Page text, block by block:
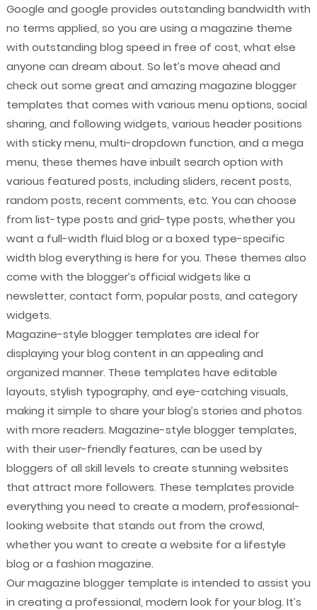
Google and google provides outstanding bandwidth with
no terms applied, so you are using a magazine theme
with outstanding blog speed in free of cost, what else
anyone can dream about. So let’s move ahead and
check out some great and amazing magazine blogger
templates that comes with various menu options, social
sharing, and following widgets, various header positions
with sticky menu, multi-dropdown function, and a mega
menu, these themes have inbuilt search option with
various featured posts, including sliders, recent posts,
random posts, recent comments, etc. You can choose
from list-type posts and grid-type posts, whether you
want a full-width fluid blog or a boxed type-specific
width blog everything is here for you. These themes also
come with the blogger’s official widgets like a
newsletter, contact form, popular posts, and category
widgets.
Magazine-style blogger templates are ideal for
displaying your blog content in an appealing and
organized manner. These templates have editable
layouts, stylish typography, and eye-catching visuals,
making it simple to share your blog’s stories and photos
with more readers. Magazine-style blogger templates,
with their user-friendly features, can be used by
bloggers of all skill levels to create stunning websites
that attract more followers. These templates provide
everything you need to create a modern, professional-
looking website that stands out from the crowd,
whether you want to create a website for a lifestyle
blog or a fashion magazine.
Our magazine blogger template is intended to assist you
in creating a professional, modern look for your blog. It’s